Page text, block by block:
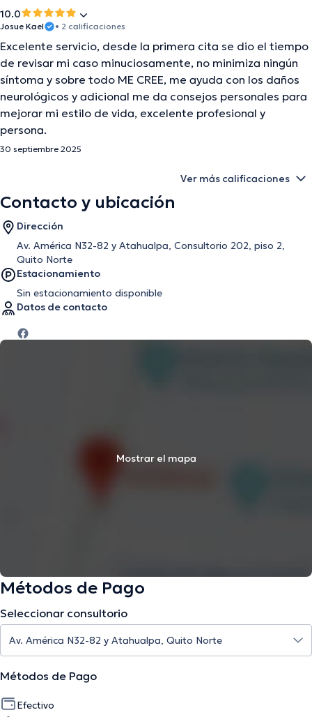
10.0
Josue Kael • 2 calificaciones
Excelente servicio, desde la primera cita se dio el tiempo
de revisar mi caso minuciosamente, no minimiza ningún
síntoma y sobre todo ME CREE, me ayuda con los daños
neurológicos y adicional me da consejos personales para
mejorar mi estilo de vida, excelente profesional y
persona.
30 septiembre 2025
Ver más calificaciones
Contacto y ubicación
Dirección
Av. América N32-82 y Atahualpa, Consultorio 202, piso 2,
Quito Norte
Estacionamiento
Sin estacionamiento disponible
Datos de contacto
Mostrar el mapa
Métodos de Pago
Seleccionar consultorio
Métodos de Pago
Efectivo